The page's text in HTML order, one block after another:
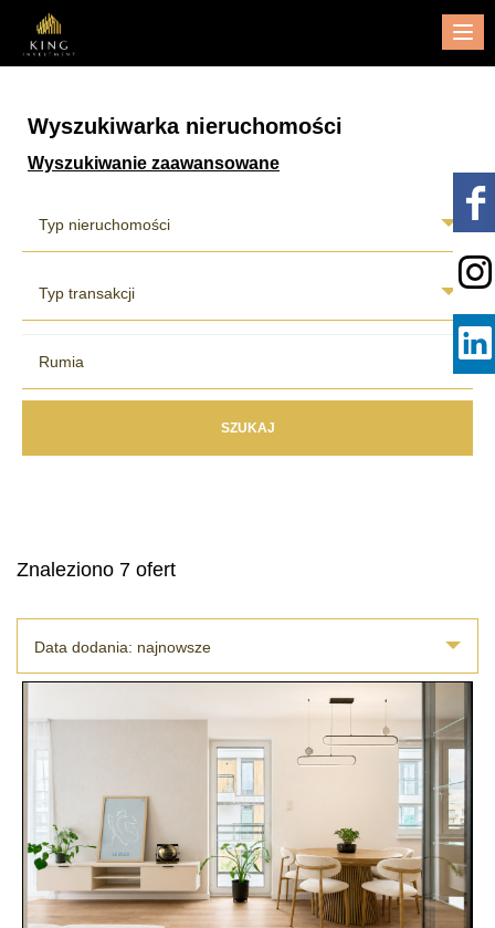
Wyszukiwarka nieruchomości
Wyszukiwanie zaawansowane
Typ nieruchomości
Typ transakcji
Znaleziono 7 ofert
Data dodania: najnowsze